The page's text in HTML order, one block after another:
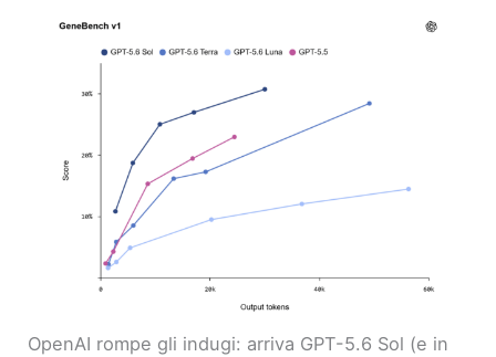
OpenAI rompe gli indugi: arriva GPT-5.6 Sol (e in